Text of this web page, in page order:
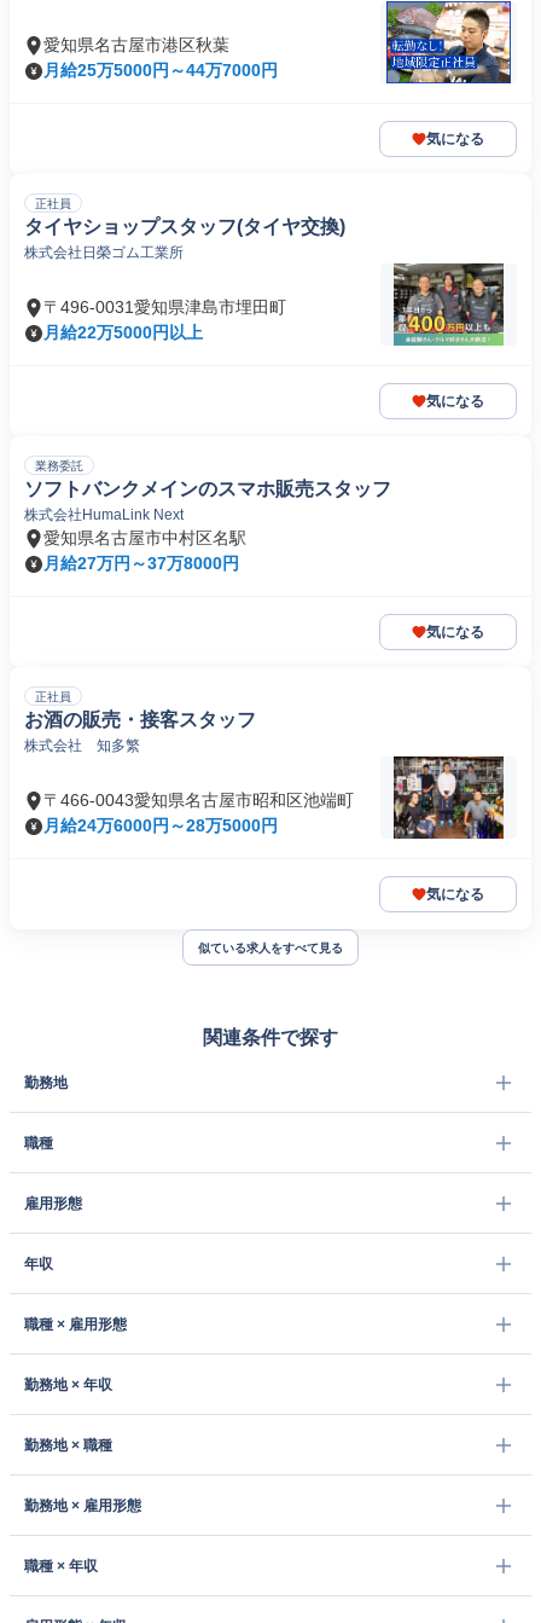
愛知県名古屋市港区秋葉
月給25万5000円～44万7000円
気になる
正社員
タイヤショップスタッフ(タイヤ交換)
株式会社日榮ゴム工業所
〒496-0031愛知県津島市埋田町
月給22万5000円以上
気になる
業務委託
ソフトバンクメインのスマホ販売スタッフ
株式会社HumaLink Next
愛知県名古屋市中村区名駅
月給27万円～37万8000円
気になる
正社員
お酒の販売・接客スタッフ
株式会社 知多繁
〒466-0043愛知県名古屋市昭和区池端町
月給24万6000円～28万5000円
気になる
似ている求人をすべて見る
関連条件で探す
勤務地
職種
雇用形態
年収
職種 × 雇用形態
勤務地 × 年収
勤務地 × 職種
勤務地 × 雇用形態
職種 × 年収